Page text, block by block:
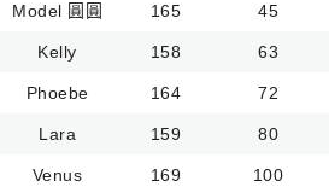
Model 圓圓 165 45
Kelly 158 63
Phoebe 164 72
Lara 159 80
Venus 169 100